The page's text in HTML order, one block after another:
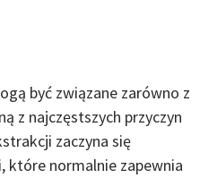
być związane zarówno z
z najczęstszych przyczyn
zaczyna się
które normalnie zapewnia